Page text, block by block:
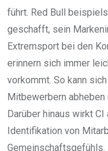
führt. Red Bull
geschafft, sein
Extremsport bei den
erinnern sich immer
vorkommt. So kann
Mitbewerbern
Darüber hinaus wirkt
Identifikation von
Gemeinschaftsgefühls.